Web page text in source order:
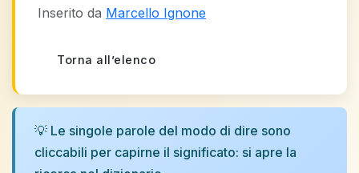
Inserito da Marcello Ignone
Torna all’elenco
💡 Le singole parole del modo di dire sono
cliccabili per capirne il significato: si apre la